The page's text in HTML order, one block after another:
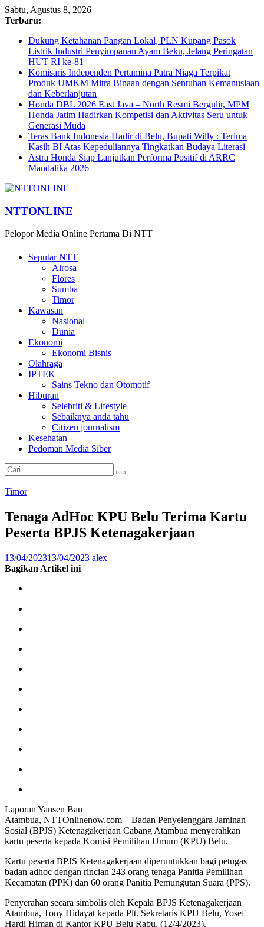
Sabtu, Agustus 8, 2026
Terbaru:
Dukung Ketahanan Pangan Lokal, PLN Kupang Pasok
Listrik Industri Penyimpanan Ayam Beku, Jelang Peringatan
HUT RI ke-81
Komisaris Independen Pertamina Patra Niaga Terpikat
Produk UMKM Mitra Binaan dengan Sentuhan Kemanusiaan
dan Keberlanjutan
Honda DBL 2026 East Java – North Resmi Bergulir, MPM
Honda Jatim Hadirkan Kompetisi dan Aktivitas Seru untuk
Generasi Muda
Teras Bank Indonesia Hadir di Belu, Bupati Willy : Terima
Kasih BI Atas Kepeduliannya Tingkatkan Budaya Literasi
Astra Honda Siap Lanjutkan Performa Positif di ARRC
Mandalika 2026
NTTONLINE
Pelopor Media Online Pertama Di NTT
Seputar NTT
Alrosa
Flores
Sumba
Timor
Kawasan
Nasional
Dunia
Ekonomi
Ekonomi Bisnis
Olahraga
IPTEK
Sains Tekno dan Otomotif
Hiburan
Selebriti & Lifestyle
Sebaiknya anda tahu
Citizen journalism
Kesehatan
Pedoman Media Siber
Timor
Tenaga AdHoc KPU Belu Terima Kartu
Peserta BPJS Ketenagakerjaan
13/04/202313/04/2023 alex
Bagikan Artikel ini
Laporan Yansen Bau
Atambua, NTTOnlinenow.com – Badan Penyelenggara Jaminan
Sosial (BPJS) Ketenagakerjaan Cabang Atambua menyerahkan
kartu peserta kepada Komisi Pemilihan Umum (KPU) Belu.
Kartu peserta BPJS Ketenagakerjaan diperuntukkan bagi petugas
badan adhoc dengan rincian 243 orang tenaga Panitia Pemilihan
Kecamatan (PPK) dan 60 orang Panitia Pemungutan Suara (PPS).
Penyerahan secara simbolis oleh Kepala BPJS Ketenagakerjaan
Atambua, Tony Hidayat kepada Plt. Sekretaris KPU Belu, Yosef
Hardi Himan di Kantor KPU Belu Rabu, (12/4/2023).